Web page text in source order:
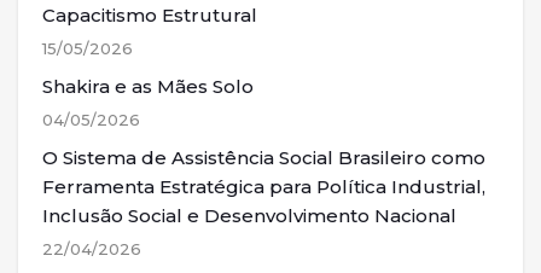
Capacitismo Estrutural
15/05/2026
Shakira e as Mães Solo
04/05/2026
O Sistema de Assistência Social Brasileiro como
Ferramenta Estratégica para Política Industrial,
Inclusão Social e Desenvolvimento Nacional
22/04/2026